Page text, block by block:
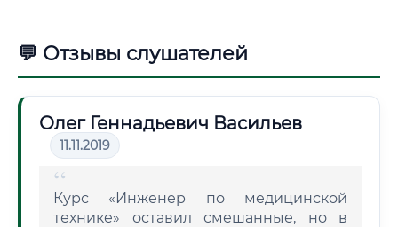
💬 Отзывы слушателей
Олег Геннадьевич Васильев
11.11.2019
Курс «Инженер по медицинской
технике» оставил смешанные, но в